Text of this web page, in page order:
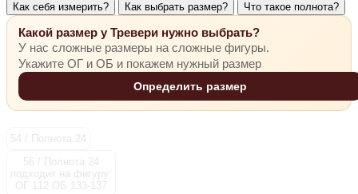
Как себя измерить? Как выбрать размер? Что такое полнота?
Какой размер у Тревери нужно выбрать?
У нас сложные размеры на сложные фигуры.
Укажите ОГ и ОБ и покажем нужный размер
Определить размер
54 / Полнота 24
56 / Полнота 24
подходит на фигуру:
ОГ 112 ОБ 133-137